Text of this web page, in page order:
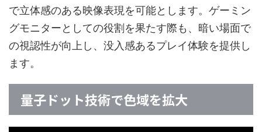
で立体感のある映像表現を可能とします。ゲーミン
グモニターとしての役割を果たす際も、暗い場面で
の視認性が向上し、没入感あるプレイ体験を提供し
ます。
量子ドット技術で色域を拡大